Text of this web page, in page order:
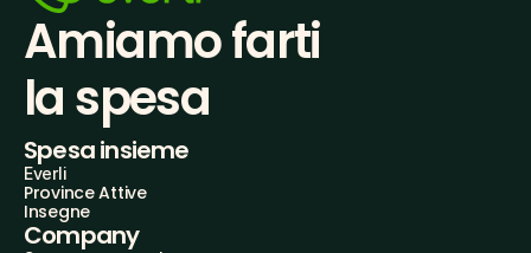
Amiamo farti
la spesa
Spesa insieme
Everli
Province Attive
Insegne
Company